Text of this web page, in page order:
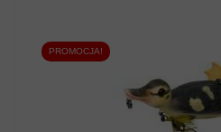
ZOBACZ
PROMOCJA!